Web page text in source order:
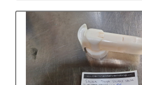
Añadir a la cesta